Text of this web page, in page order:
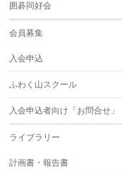
囲碁同好会
会員募集
入会申込
ふわく山スクール
入会申込者向け「お問合せ」
ライブラリー
計画書・報告書